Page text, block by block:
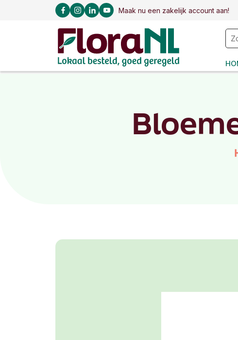
Maak nu een zakelijk account aan!